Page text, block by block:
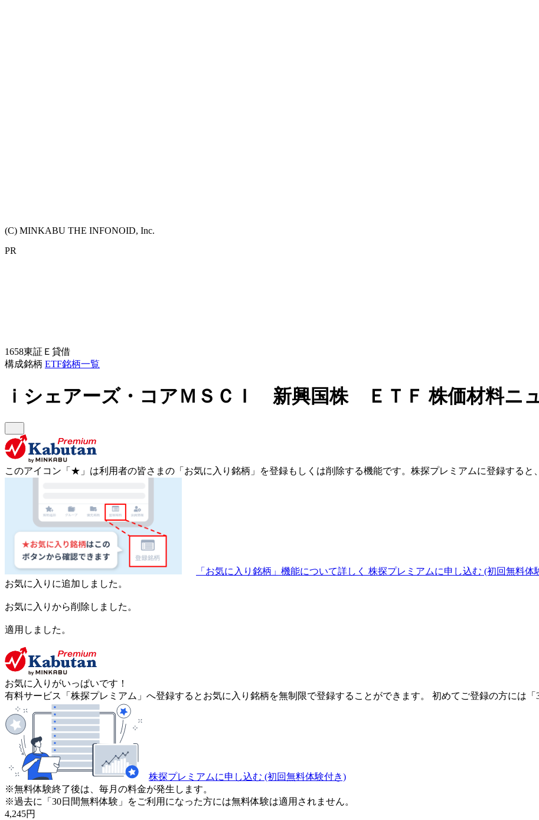
(C) MINKABU THE INFONOID, Inc.
PR
1658東証Ｅ 貸借
構成銘柄 ETF銘柄一覧
ｉシェアーズ・コアＭＳＣＩ 新興国株 ＥＴＦ株価材料ニ
このアイコン 「★」 は利用者の皆さまの 「お気に入り銘柄」を登録もしくは削除する機能です。 株探プレミアムに登録すると
「お気に入り銘柄」機能について詳しく 株探プレミアムに申し込む (初回無料体
お気に入りに追加しました。
お気に入りから削除しました。
適用しました。
お気に入りがいっぱいです！
有料サービス「株探プレミアム」へ登録するとお気に入り銘柄を無制限で登録することができます。 初めてご登録の方には「
株探プレミアムに申し込む (初回無料体験付き)
※無料体験終了後は、毎月の料金が発生します。
※過去に「30日間無料体験」をご利用になった方には無料体験は適用されません。
4,245円